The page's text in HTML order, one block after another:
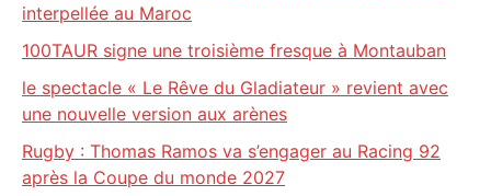
interpellée au Maroc
100TAUR signe une troisième fresque à Montauban
le spectacle « Le Rêve du Gladiateur » revient avec
une nouvelle version aux arènes
Rugby : Thomas Ramos va s’engager au Racing 92
après la Coupe du monde 2027